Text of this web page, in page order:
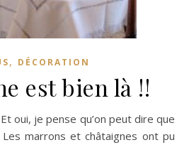
, DÉCORATION
est bien là !!
marrons et châtaignes ont pu